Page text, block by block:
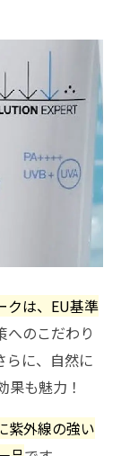
クは、EU基準
へのこだわり
らに、自然に
も魅力！
紫外線の強い